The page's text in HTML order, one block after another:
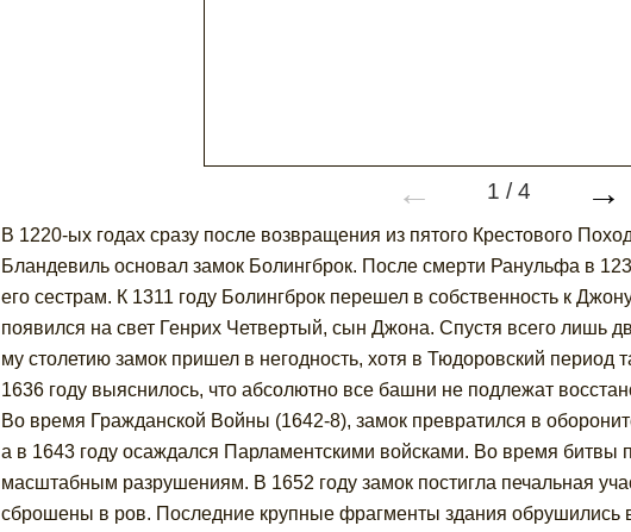
← 1 /4 →
В 1220-ых годах сразу после возвращения из пятого Крестового
Бландевиль основал замок Болингброк. После смерти Ранульфа в
его сестрам. К 1311 году Болингброк перешел в собственность к
появился на свет Генрих Четвертый, сын Джона. Спустя всего лишь
му столетию замок пришел в негодность, хотя в Тюдоровский
1636 году выяснилось, что абсолютно все башни не подлежат
Во время Гражданской Войны (1642-8), замок превратился в
а в 1643 году осаждался Парламентскими войсками. Во время битвы
масштабным разрушениям. В 1652 году замок постигла печальная
сброшены в ров. Последние крупные фрагменты здания обрушились